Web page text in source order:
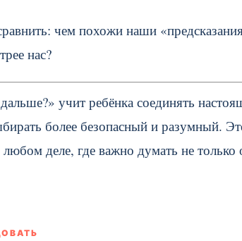
чем похожи наши
нас?
учит ребёнка соединять
более безопасный и разумный.
деле, где важно думать не